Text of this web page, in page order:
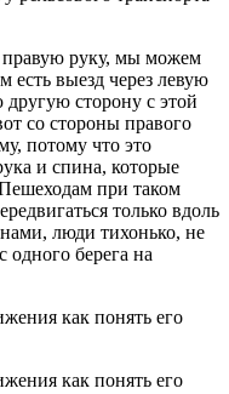
правую руку, мы можем
есть выезд через левую
сторону с этой
со стороны правого
потому что это
и спина, которые
при таком
только вдоль
люди тихонько, не
одного берега на